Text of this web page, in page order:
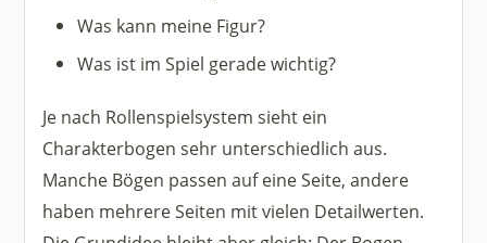
Was kann meine Figur?
Was ist im Spiel gerade wichtig?
Je nach Rollenspielsystem sieht ein
Charakterbogen sehr unterschiedlich aus.
Manche Bögen passen auf eine Seite, andere
haben mehrere Seiten mit vielen Detailwerten.